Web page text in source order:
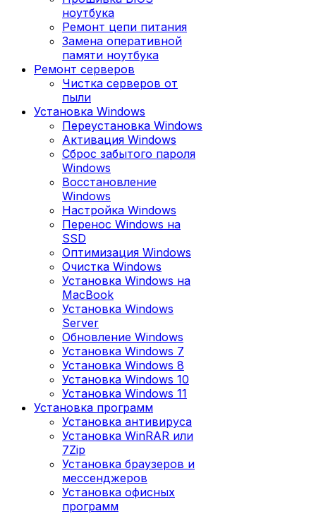
ноутбука
Ремонт цепи питания
Замена оперативной
памяти ноутбука
Ремонт серверов
Чистка серверов от
пыли
Установка Windows
Переустановка Windows
Активация Windows
Сброс забытого пароля
Windows
Восстановление
Windows
Настройка Windows
Перенос Windows на
SSD
Оптимизация Windows
Очистка Windows
Установка Windows на
MacBook
Установка Windows
Server
Обновление Windows
Установка Windows 7
Установка Windows 8
Установка Windows 10
Установка Windows 11
Установка программ
Установка антивируса
Установка WinRAR или
7Zip
Установка браузеров и
мессенджеров
Установка офисных
программ